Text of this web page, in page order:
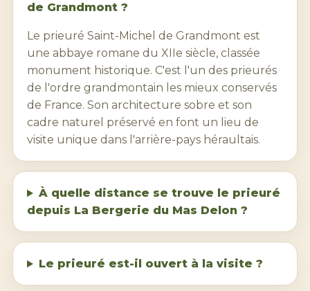
de Grandmont ?
Le prieuré Saint-Michel de Grandmont est
une abbaye romane du XIIe siècle, classée
monument historique. C'est l'un des prieurés
de l'ordre grandmontain les mieux conservés
de France. Son architecture sobre et son
cadre naturel préservé en font un lieu de
visite unique dans l'arrière-pays héraultais.
À quelle distance se trouve le prieuré
depuis La Bergerie du Mas Delon ?
Le prieuré est-il ouvert à la visite ?